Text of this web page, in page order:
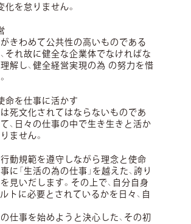
化を怠りません。
きわめて公共性の高いものである
それ故に健全な企業体でなければな
解し、健全経営実現の為 の努力を惜
使命を仕事に活かす
死文化されてはならないものであ
、日々の仕事の中で生き生きと活か
ません。
動規範を遵守しながら理念と使命
に「生活の為の仕事」を越えた、誇り
見いだします。その上で、自分自身
トに必要とされているかを日々、自
仕事を始めようと決心した、その初